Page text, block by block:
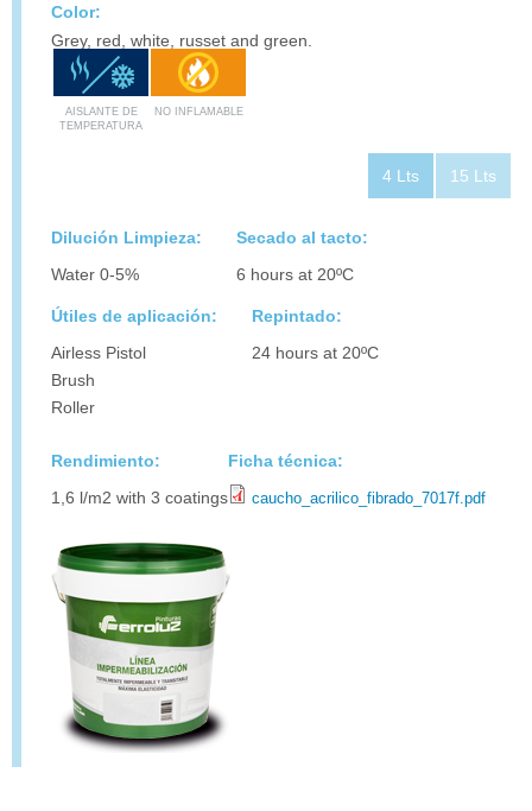
Color:
Grey, red, white, russet and green.
AISLANTE DE
TEMPERATURA
NO INFLAMABLE
15 Lts
4 Lts
Dilución Limpieza:
Water 0-5%
Secado al tacto:
6 hours at 20ºC
Útiles de aplicación:
Airless Pistol
Brush
Roller
Repintado:
24 hours at 20ºC
Rendimiento:
1,6 l/m2 with 3 coatings
Ficha técnica:
caucho_acrilico_fibrado_7017f.pdf